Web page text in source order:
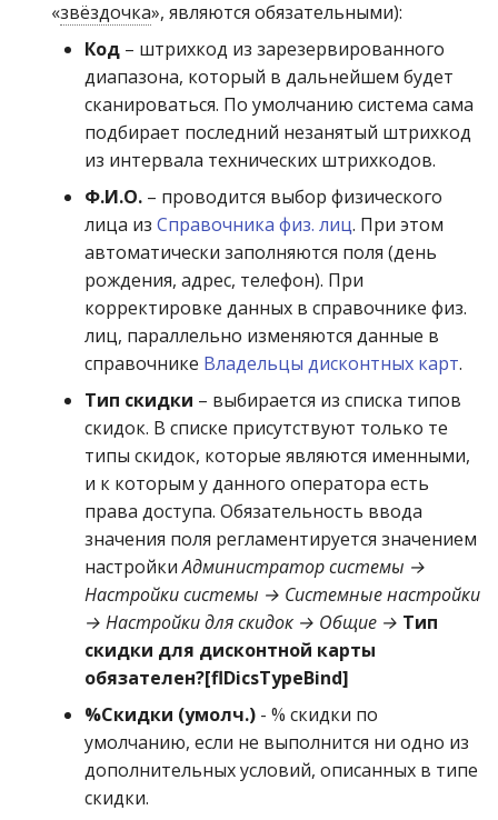
«звёздочка», являются обязательными):
Код – штрихкод из зарезервированного
диапазона, который в дальнейшем будет
сканироваться. По умолчанию система сама
подбирает последний незанятый штрихкод
из интервала технических штрихкодов.
Ф.И.О. – проводится выбор физического
лица из Справочника физ. лиц. При этом
автоматически заполняются поля (день
рождения, адрес, телефон). При
корректировке данных в справочнике физ.
лиц, параллельно изменяются данные в
справочнике Владельцы дисконтных карт.
Тип скидки – выбирается из списка типов
скидок. В списке присутствуют только те
типы скидок, которые являются именными,
и к которым у данного оператора есть
права доступа. Обязательность ввода
значения поля регламентируется значением
настройкиАдминистратор системы →
Настройки системы → Системные настройки
→ Настройки для скидок → Общие → Тип
скидки для дисконтной карты
обязателен?[flDicsTypeBind]
%Скидки (умолч.) - % скидки по
умолчанию, если не выполнится ни одно из
дополнительных условий, описанных в типе
скидки.